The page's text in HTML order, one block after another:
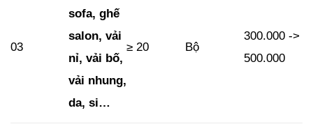
03
sofa, ghế
salon, vải
nỉ, vải bố,
vải nhung,
da, si…
≥ 20 Bộ
300.000 ->
500.000